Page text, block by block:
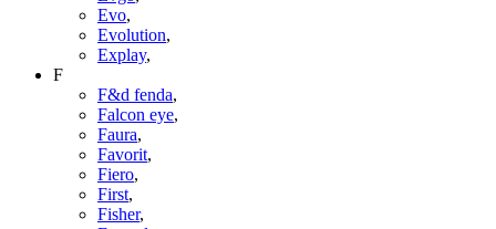
Evo,
Evolution,
Explay,
F
F&d fenda,
Falcon eye,
Faura,
Favorit,
Fiero,
First,
Fisher,